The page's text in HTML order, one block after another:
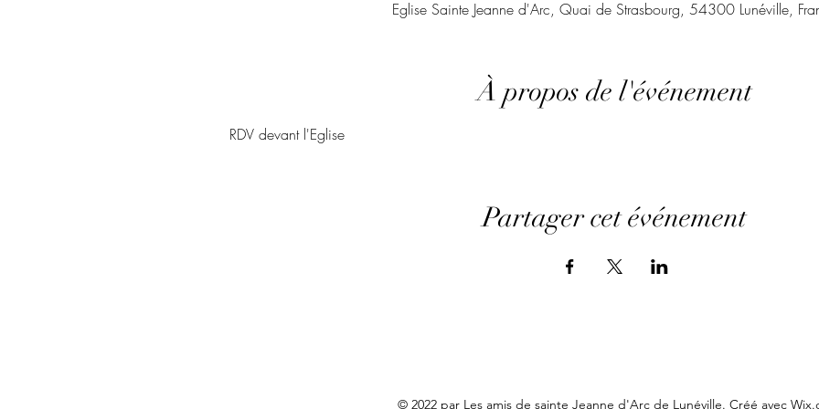
Eglise Sainte Jeanne d'Arc, Quai de Strasbourg, 54300 Lunéville,
À propos de l'événement
RDV devant l'Eglise
Partager cet événement
© 2022 par Les amis de sainte Jeanne d'Arc de Lunéville. Créé avec